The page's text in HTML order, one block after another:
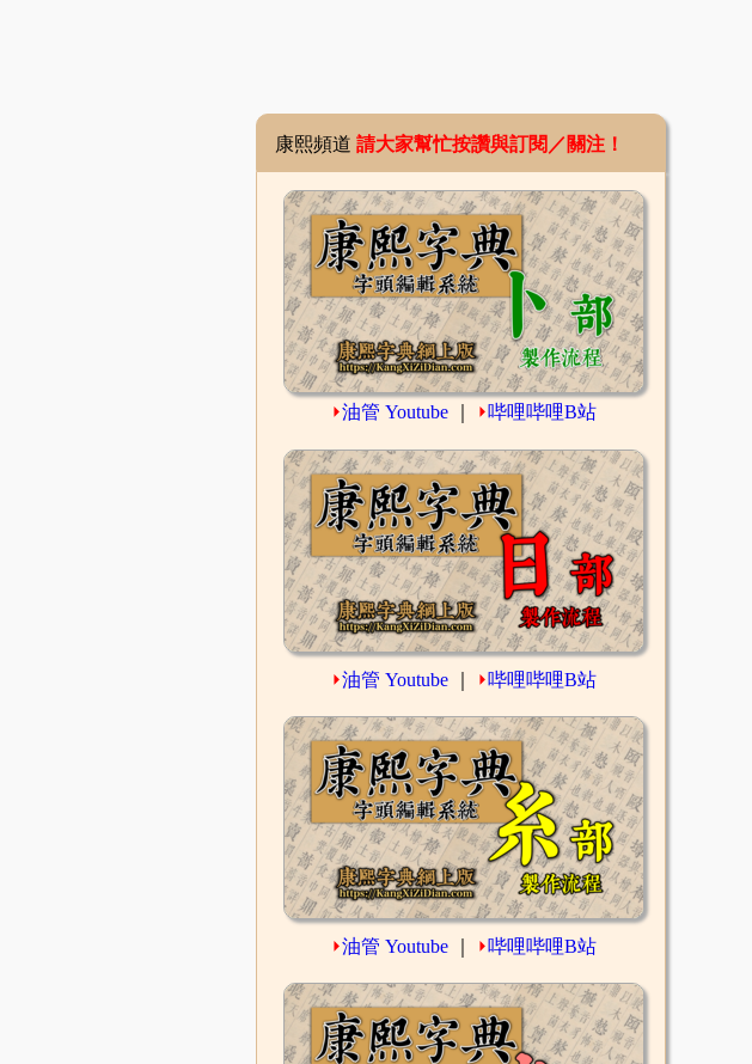
康熙頻道 請大家幫忙按讚與訂閱／關注！
⏵油管 Youtube ⏵哔哩哔哩B站
⏵油管 Youtube ⏵哔哩哔哩B站
⏵油管 Youtube ⏵哔哩哔哩B站